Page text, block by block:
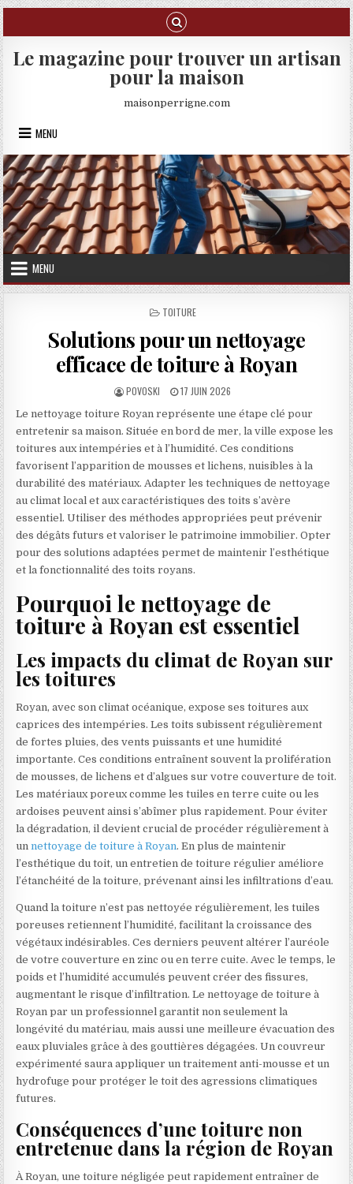
Skip to content
Le magazine pour trouver un artisan
pour la maison
maisonperrigne.com
MENU
MENU
POSTED IN
TOITURE
Solutions pour un nettoyage
efficace de toiture à Royan
AUTHOR:
POVOSKI PUBLISHED DATE:
17 JUIN 2026
Le nettoyage toiture Royan représente une étape clé pour
entretenir sa maison. Située en bord de mer, la ville expose les
toitures aux intempéries et à l’humidité. Ces conditions
favorisent l’apparition de mousses et lichens, nuisibles à la
durabilité des matériaux. Adapter les techniques de nettoyage
au climat local et aux caractéristiques des toits s’avère
essentiel. Utiliser des méthodes appropriées peut prévenir
des dégâts futurs et valoriser le patrimoine immobilier. Opter
pour des solutions adaptées permet de maintenir l’esthétique
et la fonctionnalité des toits royans.
Pourquoi le nettoyage de
toiture à Royan est essentiel
Les impacts du climat de Royan sur
les toitures
Royan, avec son climat océanique, expose ses toitures aux
caprices des intempéries. Les toits subissent régulièrement
de fortes pluies, des vents puissants et une humidité
importante. Ces conditions entraînent souvent la prolifération
de mousses, de lichens et d’algues sur votre couverture de toit.
Les matériaux poreux comme les tuiles en terre cuite ou les
ardoises peuvent ainsi s’abîmer plus rapidement. Pour éviter
la dégradation, il devient crucial de procéder régulièrement à
unnettoyage de toiture à Royan. En plus de maintenir
l’esthétique du toit, un entretien de toiture régulier améliore
l’étanchéité de la toiture, prévenant ainsi les infiltrations d’eau.
Quand la toiture n’est pas nettoyée régulièrement, les tuiles
poreuses retiennent l’humidité, facilitant la croissance des
végétaux indésirables. Ces derniers peuvent altérer l’auréole
de votre couverture en zinc ou en terre cuite. Avec le temps, le
poids et l’humidité accumulés peuvent créer des fissures,
augmentant le risque d’infiltration. Le nettoyage de toiture à
Royan par un professionnel garantit non seulement la
longévité du matériau, mais aussi une meilleure évacuation des
eaux pluviales grâce à des gouttières dégagées. Un couvreur
expérimenté saura appliquer un traitement anti-mousse et un
hydrofuge pour protéger le toit des agressions climatiques
futures.
Conséquences d’une toiture non
entretenue dans la région de Royan
À Royan, une toiture négligée peut rapidement entraîner de